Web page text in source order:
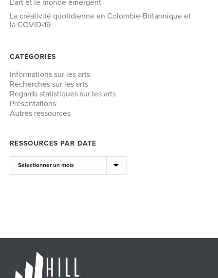
L’art et le monde émergent
La créativité quotidienne en Colombie-Britannique et
la COVID-19
CATÉGORIES
Informations sur les arts
Recherches sur les arts
Regards statistiques sur les arts
Présentations
Autres ressources
RESSOURCES PAR DATE